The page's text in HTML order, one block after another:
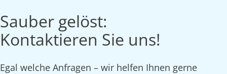
Sauber gelöst:
Kontaktieren Sie uns!
Egal welche Anfragen – wir helfen Ihnen gerne